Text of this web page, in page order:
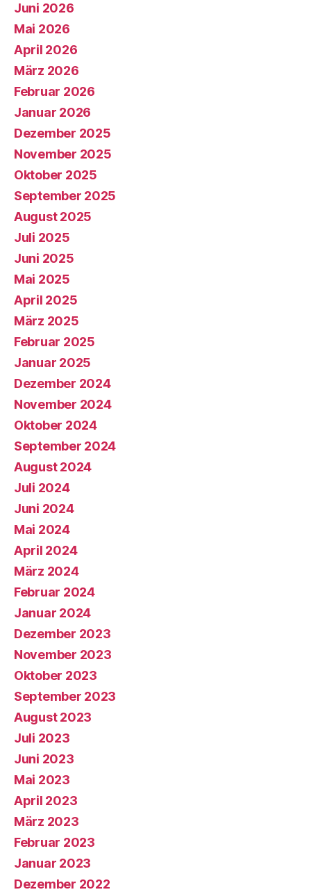
Juni 2026
Mai 2026
April 2026
März 2026
Februar 2026
Januar 2026
Dezember 2025
November 2025
Oktober 2025
September 2025
August 2025
Juli 2025
Juni 2025
Mai 2025
April 2025
März 2025
Februar 2025
Januar 2025
Dezember 2024
November 2024
Oktober 2024
September 2024
August 2024
Juli 2024
Juni 2024
Mai 2024
April 2024
März 2024
Februar 2024
Januar 2024
Dezember 2023
November 2023
Oktober 2023
September 2023
August 2023
Juli 2023
Juni 2023
Mai 2023
April 2023
März 2023
Februar 2023
Januar 2023
Dezember 2022